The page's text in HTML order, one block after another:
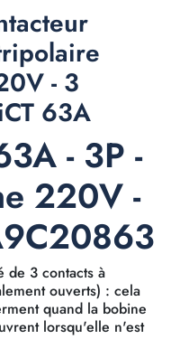
- 3
63A
- 3P -
220V -
de 3 contacts à
ouverts) : cela
quand la bobine
lorsqu'elle n'est